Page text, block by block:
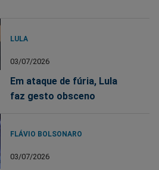
LULA
03/07/2026
Em ataque de fúria, Lula
faz gesto obsceno
FLÁVIO BOLSONARO
03/07/2026